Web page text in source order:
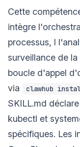
Cette
intègre
processus, l
surveillance de
boucle d'appel
via
clawhub
SKILL.md
kubectl et
spécifiques. Les